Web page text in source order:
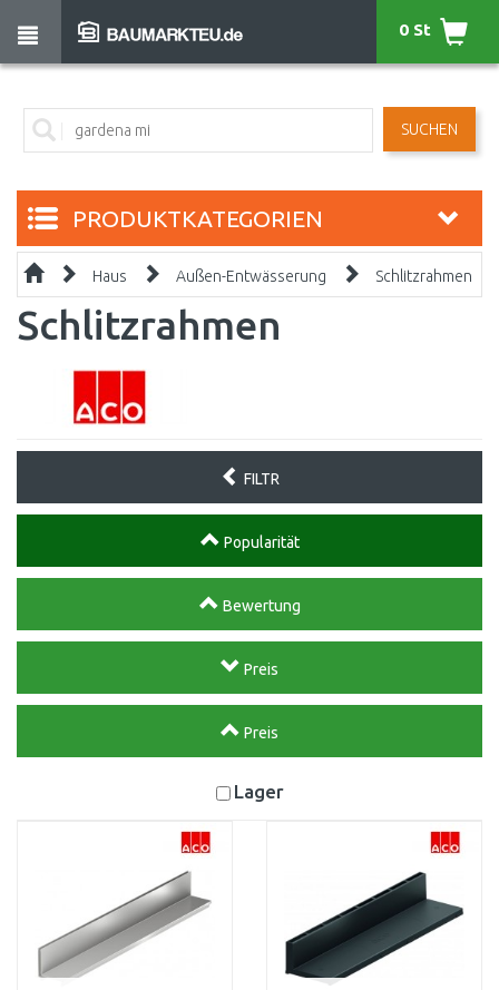
SUCHEN
0 St
PRODUKTKATEGORIEN
Haus Außen-Entwässerung Schlitzrahmen
Schlitzrahmen
FILTR
Popularität
Bewertung
Preis
Preis
Lager